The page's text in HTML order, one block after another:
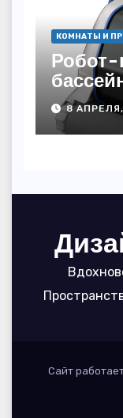
КОМНАТЫ И
Робот-
вода
8
Сайт